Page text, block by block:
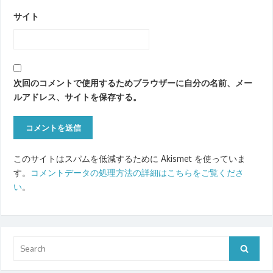
サイト
次回のコメントで使用するためブラウザーに自分の名前、メー
ルアドレス、サイトを保存する。
このサイトはスパムを低減するために Akismet を使っていま
す。
コメントデータの処理方法の詳細はこちらをご覧くださ
い。
for:
Search